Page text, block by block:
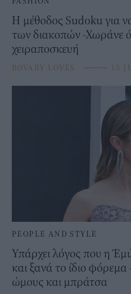
Η μέθοδος Sudoku για
των διακοπών -Χωράνε
χειραποσκευή
BOVARY LOVES ⸻ 15
PEOPLE AND STYLE
Υπάρχει λόγος που η
και ξανά το ίδιο
ώμους και μπράτσα